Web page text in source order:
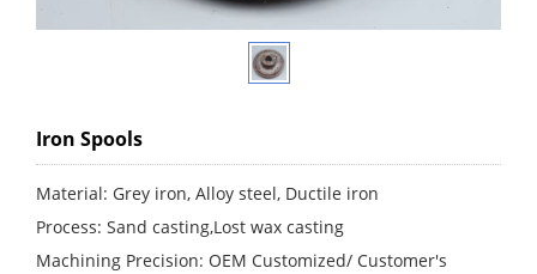
Iron Spools
Material: Grey iron, Alloy steel, Ductile iron
Process: Sand casting,Lost wax casting
Machining Precision: OEM Customized/ Customer′s